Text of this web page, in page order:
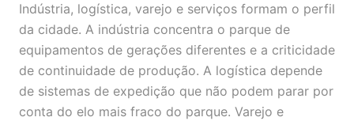
Indústria, logística, varejo e serviços formam o perfil
da cidade. A indústria concentra o parque de
equipamentos de gerações diferentes e a criticidade
de continuidade de produção. A logística depende
de sistemas de expedição que não podem parar por
conta do elo mais fraco do parque. Varejo e